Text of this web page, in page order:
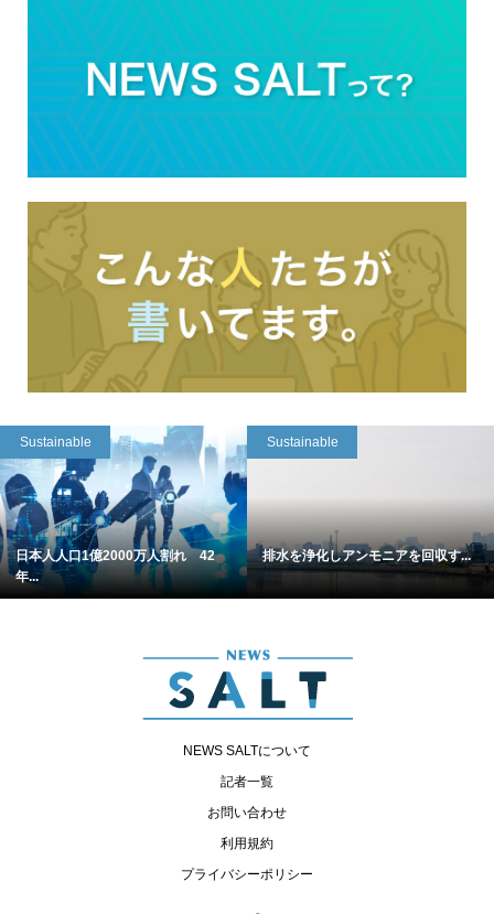
Sustainable
日本人人口1億2000万人割れ 42
年...
Sustainable
排水を浄化しアンモニアを回収す...
NEWS SALTについて
記者一覧
お問い合わせ
利用規約
プライバシーポリシー